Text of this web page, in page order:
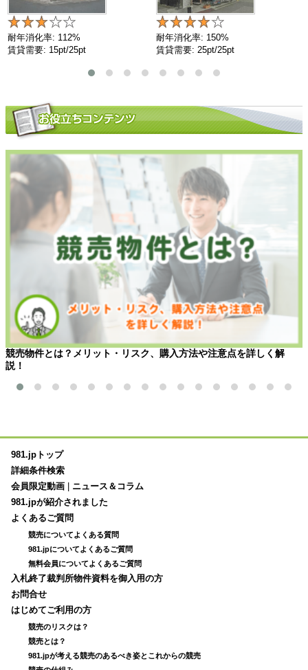
耐年消化率: 112%
賃貸需要: 15pt/25pt
耐年消化率: 150%
賃貸需要: 25pt/25pt
競売物件とは？メリット・リスク、購入方法や注意点を詳しく解
説！
981.jpトップ
詳細条件検索
会員限定動画
ニュース＆コラム
981.jpが紹介されました
よくあるご質問
競売についてよくある質問
981.jpについてよくあるご質問
無料会員についてよくあるご質問
入札終了裁判所物件資料を御入用の方
お問合せ
はじめてご利用の方
競売のリスクは？
競売とは？
981.jpが考える競売のあるべき姿とこれからの競売